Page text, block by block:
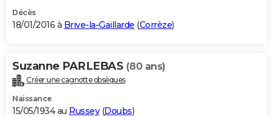
Décès
18/01/2016 à Brive-la-Gaillarde (Corrèze)
Suzanne PARLEBAS (80 ans)
Créer une cagnotte obsèques
Naissance
15/05/1934 au Russey(Doubs)